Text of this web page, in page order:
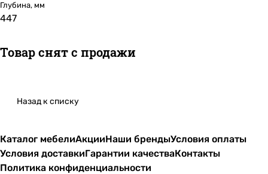
Глубина, мм
447
Товар снят с продажи
Назад к списку
Каталог мебелиАкцииНаши брендыУсловия оплаты
Условия доставкиГарантии качестваКонтакты
Политика конфиденциальности